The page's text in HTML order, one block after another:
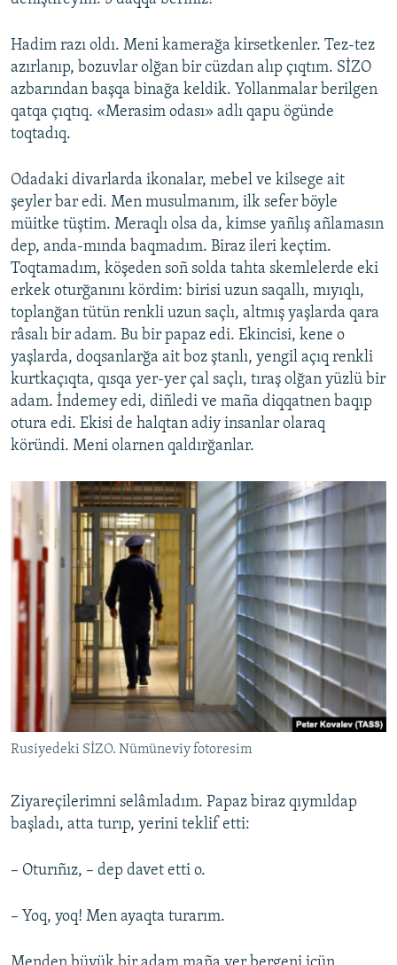
Hadim razı oldı. Meni kamerağa kirsetkenler. Tez-tez
azırlanıp, bozuvlar olğan bir cüzdan alıp çıqtım. SİZO
azbarından başqa binağa keldik. Yollanmalar berilgen
qatqa çıqtıq. «Merasim odası» adlı qapu ögünde
toqtadıq.
Odadaki divarlarda ikonalar, mebel ve kilsege ait
şeyler bar edi. Men musulmanım, ilk sefer böyle
müitke tüştim. Meraqlı olsa da, kimse yañlış añlamasın
dep, anda-mında baqmadım. Biraz ileri keçtim.
Toqtamadım, köşeden soñ solda tahta skemlelerde eki
erkek oturğanını kördim: birisi uzun saqallı, mıyıqlı,
toplanğan tütün renkli uzun saçlı, altmış yaşlarda qara
râsalı bir adam. Bu bir papaz edi. Ekincisi, kene o
yaşlarda, doqsanlarğa ait boz ştanlı, yengil açıq renkli
kurtkaçıqta, qısqa yer-yer çal saçlı, tıraş olğan yüzlü bir
adam. İndemey edi, diñledi ve maña diqqatnen baqıp
otura edi. Ekisi de halqtan adiy insanlar olaraq
köründi. Meni olarnen qaldırğanlar.
Rusiyedeki SİZO. Nümüneviy fotoresim
Ziyareçilerimni selâmladım. Papaz biraz qıymıldap
başladı, atta turıp, yerini teklif etti:
– Oturıñız, – dep davet etti o.
– Yoq, yoq! Men ayaqta turarım.